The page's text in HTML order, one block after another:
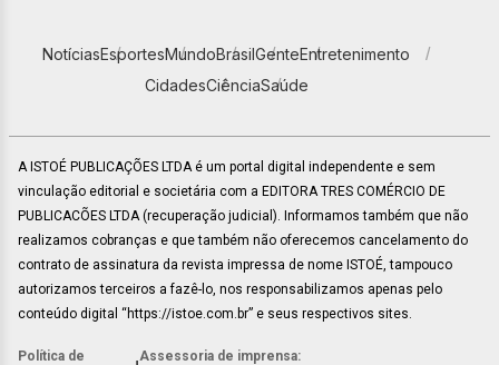
NotíciasEsportesMundoBrasilGenteEntretenimento
CidadesCiênciaSaúde
A ISTOÉ PUBLICAÇÕES LTDA é um portal digital independente e sem
vinculação editorial e societária com a EDITORA TRES COMÉRCIO DE
PUBLICACÕES LTDA (recuperação judicial). Informamos também que não
realizamos cobranças e que também não oferecemos cancelamento do
contrato de assinatura da revista impressa de nome ISTOÉ, tampouco
autorizamos terceiros a fazê-lo, nos responsabilizamos apenas pelo
conteúdo digital “https://istoe.com.br” e seus respectivos sites.
Política de Assessoria de imprensa: